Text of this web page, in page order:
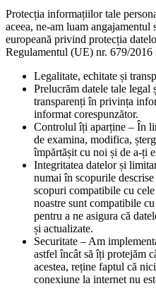
Protecția informațiilor tale
aceea, ne-am luam angajamentul
europeană privind protecția
Regulamentul (UE) nr. 679/
Legalitate, echitate și
Prelucrăm datele tale legal
transparenți în privința
informat corespunzător.
Controlul îți aparține – În
de examina, modifica,
împărtășit cu noi și de a-ți
Integritatea datelor și
numai în scopurile
scopuri compatibile cu
noastre sunt compatibile
pentru a ne asigura că
și actualizate.
Securitate – Am
astfel încât să îți protejăm
acestea, reține faptul că
conexiune la internet nu